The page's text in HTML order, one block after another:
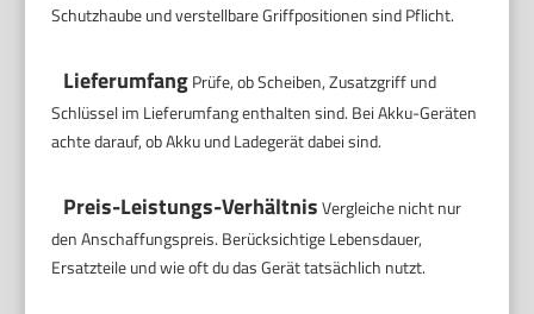
Schutzhaube und verstellbare Griffpositionen sind Pflicht.
LieferumfangPrüfe, ob Scheiben, Zusatzgriff und
Schlüssel im Lieferumfang enthalten sind. Bei Akku-Geräten
achte darauf, ob Akku und Ladegerät dabei sind.
Preis-Leistungs-VerhältnisVergleiche nicht nur
den Anschaffungspreis. Berücksichtige Lebensdauer,
Ersatzteile und wie oft du das Gerät tatsächlich nutzt.